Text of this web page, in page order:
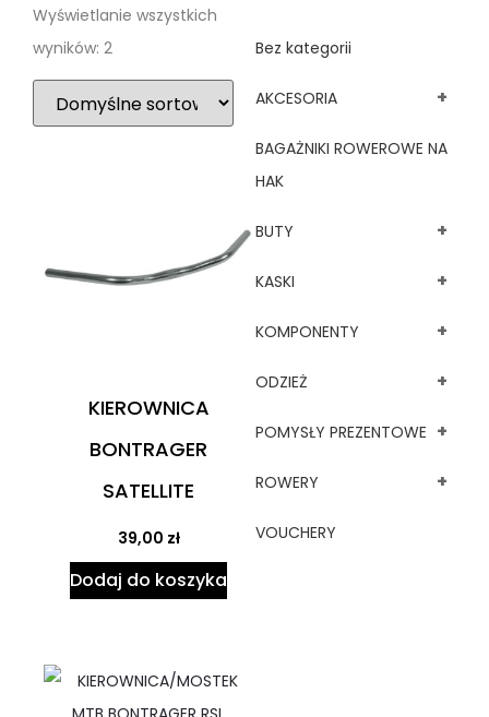
Bez kategorii
AKCESORIA +
BAGAŻNIKI ROWEROWE NA
HAK
BUTY +
KASKI +
KOMPONENTY +
ODZIEŻ +
POMYSŁY PREZENTOWE +
ROWERY +
VOUCHERY
Wyświetlanie wszystkich
wyników: 2
KIEROWNICA
BONTRAGER
SATELLITE
39,00 zł
Dodaj do koszyka